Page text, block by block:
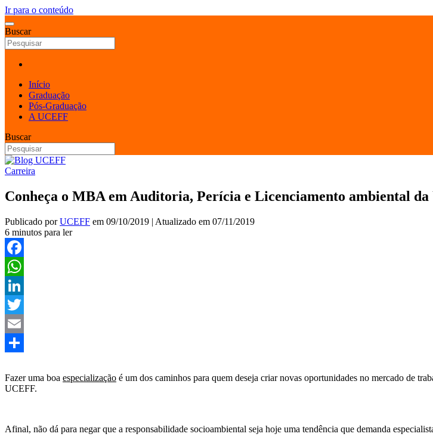
Ir para o conteúdo
Buscar
Início
Graduação
Pós-Graduação
A UCEFF
Buscar
Carreira
Conheça o MBA em Auditoria, Perícia e Licenciamento ambiental da
Publicado porUCEFF em 09/10/2019 | Atualizado em 07/11/2019
6 minutos para ler
Facebook
WhatsApp
LinkedIn
Twitter
Email
Fazer uma boa especialização é um dos caminhos para quem deseja criar novas oportunidades no mercado de
UCEFF.
Afinal, não dá para negar que a responsabilidade socioambiental seja hoje uma tendência que demanda